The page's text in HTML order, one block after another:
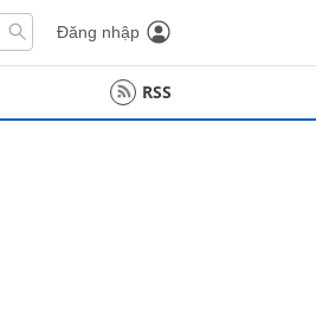
Đăng nhập
RSS